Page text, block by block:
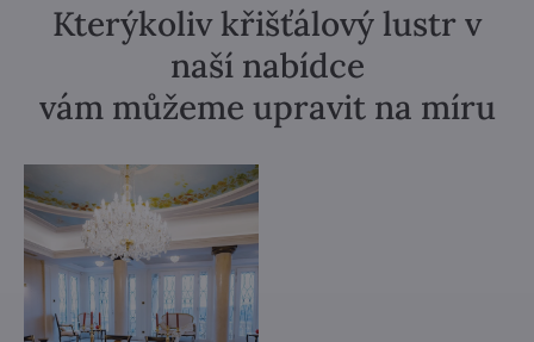
Kterýkoliv křišťálový lustr v
naší nabídce
vám můžeme upravit na míru